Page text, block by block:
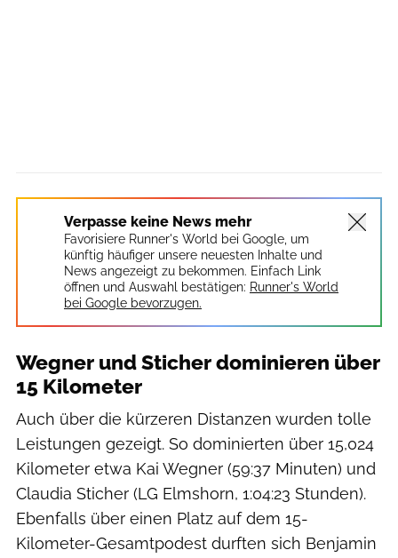
Verpasse keine News mehr
Favorisiere Runner's World bei Google, um
künftig häufiger unsere neuesten Inhalte und
News angezeigt zu bekommen. Einfach Link
öffnen und Auswahl bestätigen: Runner's World
bei Google bevorzugen.
Wegner und Sticher dominieren über
15 Kilometer
Auch über die kürzeren Distanzen wurden tolle
Leistungen gezeigt. So dominierten über 15,024
Kilometer etwa Kai Wegner (59:37 Minuten) und
Claudia Sticher (LG Elmshorn, 1:04:23 Stunden).
Ebenfalls über einen Platz auf dem 15-
Kilometer-Gesamtpodest durften sich Benjamin